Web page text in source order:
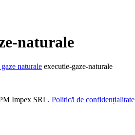
naturale
naturale executie-gaze-naturale
Impex SRL. Politică de confidențialitate